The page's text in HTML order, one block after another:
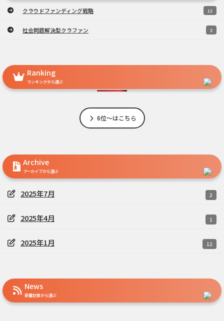
クラウドファンディング戦略 12
社会問題解決型クラファン 3
Ranking
ランキングから選ぶ
6位～はこちら
Archive
アーカイブから選ぶ
2025年7月 2
2025年4月 1
2025年1月 12
News
新着記事から選ぶ